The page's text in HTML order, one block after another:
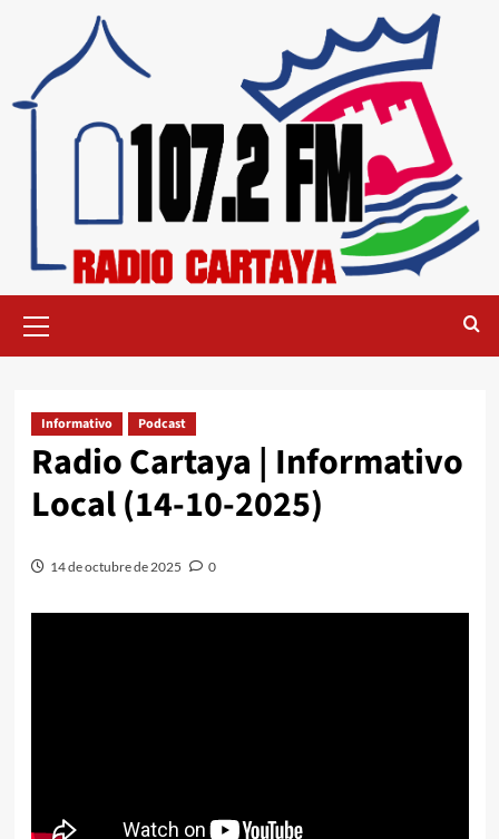
Informativo Podcast
Radio Cartaya | Informativo
Local (14-10-2025)
14 de octubre de 2025 0